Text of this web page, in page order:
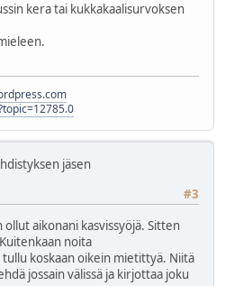
kera tai kukkakaalisurvoksen
jäsen
#3
aikonani kasvissyöjä. Sitten
noita
koskaan oikein mietittyä. Niitä
jossain välissä ja kirjottaa joku